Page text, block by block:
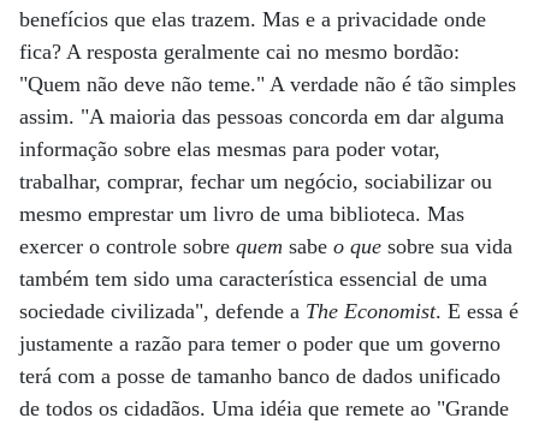
benefícios que elas trazem. Mas e a privacidade onde
fica? A resposta geralmente cai no mesmo bordão:
"Quem não deve não teme." A verdade não é tão simples
assim. "A maioria das pessoas concorda em dar alguma
informação sobre elas mesmas para poder votar,
trabalhar, comprar, fechar um negócio, sociabilizar ou
mesmo emprestar um livro de uma biblioteca. Mas
exercer o controle sobre quem sabe o que sobre sua vida
também tem sido uma característica essencial de uma
sociedade civilizada", defende a The Economist. E essa é
justamente a razão para temer o poder que um governo
terá com a posse de tamanho banco de dados unificado
de todos os cidadãos. Uma idéia que remete ao "Grande